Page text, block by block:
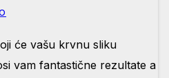
će vašu krvnu sliku
vam fantastične rezultate a